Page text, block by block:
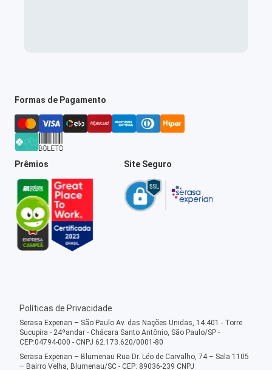
Formas de Pagamento
Prêmios Site Seguro
Políticas de Privacidade
Serasa Experian – São Paulo Av. das Nações Unidas, 14.401 - Torre
Sucupira - 24ºandar - Chácara Santo Antônio, São Paulo/SP -
CEP:04794-000 - CNPJ 62.173.620/0001-80
Serasa Experian – Blumenau Rua Dr. Léo de Carvalho, 74 – Sala 1105
– Bairro Velha, Blumenau/SC - CEP: 89036-239 CNPJ